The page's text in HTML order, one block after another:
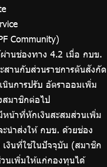
Community)
านช่องทาง 4.2 เมื่อ กบข.
สานกับส่วนราชการตันสังกัด
นการปรับ อัตราออมเพิ่ม
สมาชิกต่อไป
หน้าที่หักเงินสะสมส่วนเพิ่ม
นำส่งให้ กบข. ด้วยช่อง
เงินที่ใช้ในปัจจุบัน (สมาชิก
นเพิ่มให้แก่กองทุนได้